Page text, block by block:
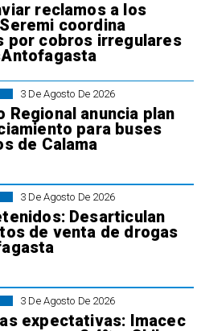
reclamos a los
coordina
por cobros irregulares
3 De Agosto De 2026
Regional anuncia plan
para buses
de Calama
3 De Agosto De 2026
Desarticulan
de venta de drogas
3 De Agosto De 2026
expectativas: Imacec